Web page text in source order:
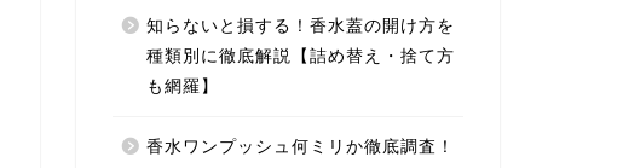
知らないと損する！香水蓋の開け方を
種類別に徹底解説【詰め替え・捨て方
も網羅】
香水ワンプッシュ何ミリか徹底調査！